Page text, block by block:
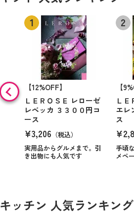
【12%OFF】
ＬＥＲＯＳＥ レローゼ
レベッカ ３３００円コ
ース
¥3,206 （税込）
実用品からグルメまで。引
き出物にも人気です
【
Ｌ
エレ
ス
手頃
メペ
キッチン 人気ランキング